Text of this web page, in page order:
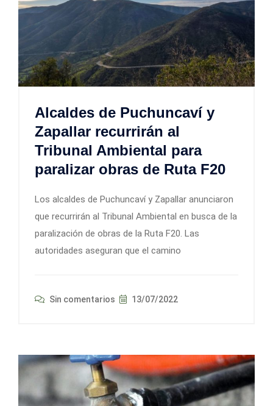
Alcaldes de Puchuncaví y
Zapallar recurrirán al
Tribunal Ambiental para
paralizar obras de Ruta F20
Los alcaldes de Puchuncaví y Zapallar anunciaron
que recurrirán al Tribunal Ambiental en busca de la
paralización de obras de la Ruta F20. Las
autoridades aseguran que el camino
Sin comentarios 13/07/2022